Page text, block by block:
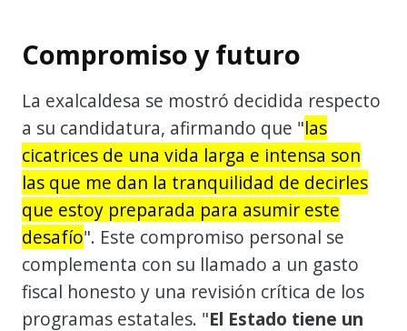
Compromiso y futuro
La exalcaldesa se mostró decidida respecto
a su candidatura, afirmando que "las
cicatrices de una vida larga e intensa son
las que me dan la tranquilidad de decirles
que estoy preparada para asumir este
desafío". Este compromiso personal se
complementa con su llamado a un gasto
fiscal honesto y una revisión crítica de los
programas estatales. "El Estado tiene un